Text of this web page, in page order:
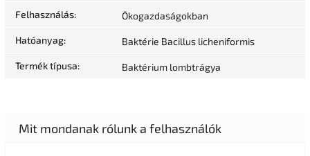
Felhasználás: Ökogazdaságokban
Hatóanyag: Baktérie Bacillus licheniformis
Termék típusa: Baktérium lombtrágya